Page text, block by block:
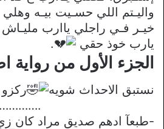
واليـتم اللي حسـيت بيـه
خيـر فـي راجلي ياارب
يارب خوذ حقي
.
الجزء الأول من رواية
نستبق الاحداث شويه
-طبعآ ادهم صديق مراد كان